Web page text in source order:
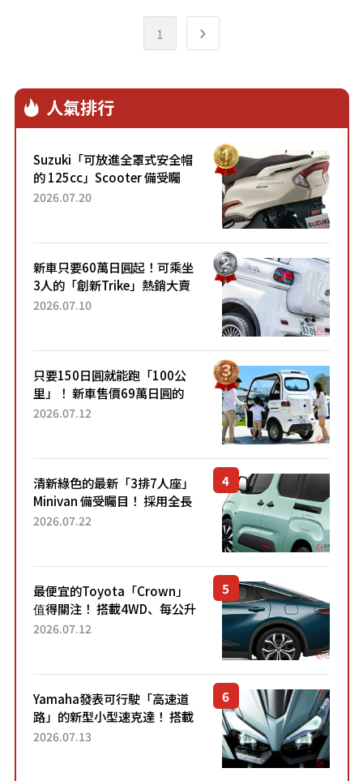
1
人氣排行
Suzuki「可放進全罩式安全帽
的 125cc」Scooter 備受矚
目！採用全新流線設計與各項
2026.07.20
新車只要60萬日圓起！可乘坐
3人的「創新Trike」熱銷大賣
成為人氣車款！「養車成本真
2026.07.10
只要150日圓就能跑「100公
里」！ 新車售價69萬日圓的
「3人座」Trike大受歡迎！ 順
2026.07.12
清新綠色的最新「3排7人座」
Minivan 備受矚目！ 採用全長
4.7公尺剛剛好的車身尺寸與
2026.07.22
最便宜的Toyota「Crown」
值得關注！ 搭載4WD、每公升
22.4公里低油耗表現超亮眼！
2026.07.12
Yamaha發表可行駛「高速道
路」的新型小型速克達！ 搭載
能享受超強勁「渦輪感」的動
2026.07.13